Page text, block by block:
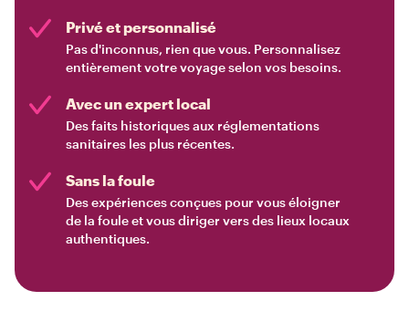
Privé et personnalisé
Pas d'inconnus, rien que vous. Personnalisez
entièrement votre voyage selon vos besoins.
Avec un expert local
Des faits historiques aux réglementations
sanitaires les plus récentes.
Sans la foule
Des expériences conçues pour vous éloigner
de la foule et vous diriger vers des lieux locaux
authentiques.